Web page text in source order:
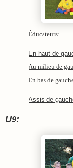
Éducateurs:
En haut de
Au milieu de
En bas de
Assis de
U9: